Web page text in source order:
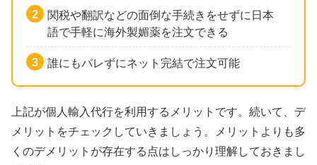
関税や翻訳などの面倒な手続きをせずに日本
語で手軽に海外製媚薬を注文できる
誰にもバレずにネット完結で注文可能
上記が個人輸入代行を利用するメリットです。続いて、デ
メリットをチェックしていきましょう。メリットよりも多
くのデメリットが存在する点はしっかり理解しておきまし